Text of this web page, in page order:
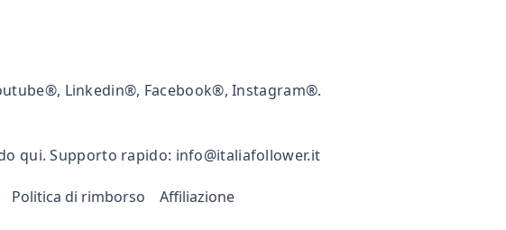
Linkedin®, Facebook®, Instagram®.
qui. Supporto rapido: info@italiafollower.it
Politica di rimborso Affiliazione